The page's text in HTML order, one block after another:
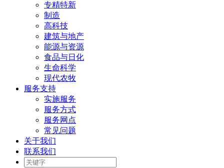
专精特新
制造
高科技
建筑与地产
能源与资源
食品与日化
生命科学
现代农牧
服务支持
实施服务
服务方式
服务网点
常见问题
关于我们
联系我们